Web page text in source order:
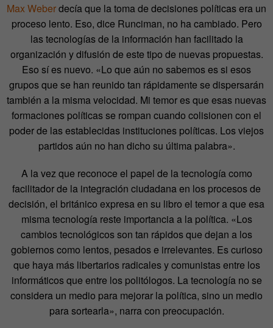
Max Weberdecía que la toma de decisiones políticas era un
proceso lento. Eso, dice Runciman, no ha cambiado. Pero
las tecnologías de la información han facilitado la
organización y difusión de este tipo de nuevas propuestas.
Eso sí es nuevo. «Lo que aún no sabemos es si esos
grupos que se han reunido tan rápidamente se dispersarán
también a la misma velocidad. Mi temor es que esas nuevas
formaciones políticas se rompan cuando colisionen con el
poder de las establecidas instituciones políticas. Los viejos
partidos aún no han dicho su última palabra».
A la vez que reconoce el papel de la tecnología como
facilitador de la integración ciudadana en los procesos de
decisión, el británico expresa en su libro el temor a que esa
misma tecnología reste importancia a la política. «Los
cambios tecnológicos son tan rápidos que dejan a los
gobiernos como lentos, pesados e irrelevantes. Es curioso
que haya más libertarios radicales y comunistas entre los
informáticos que entre los politólogos. La tecnología no se
considera un medio para mejorar la política, sino un medio
para sortearla», narra con preocupación.